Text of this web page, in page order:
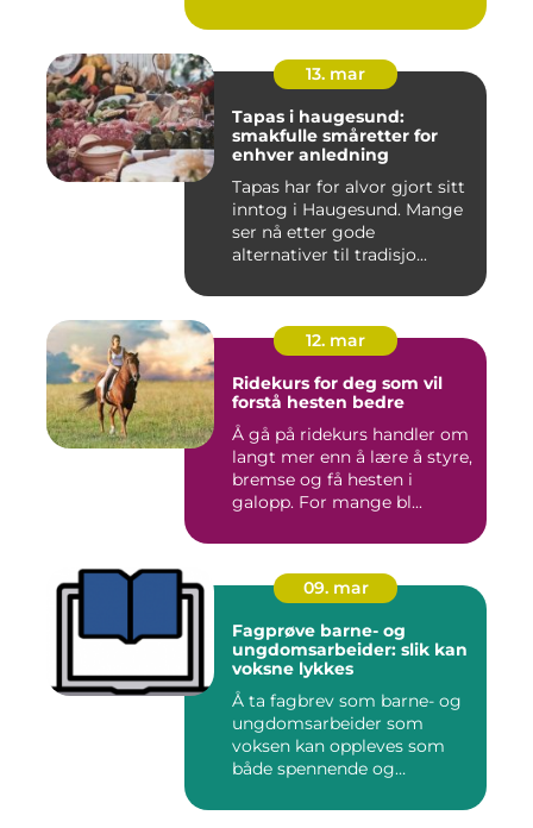
13. mar
Tapas i haugesund:
smakfulle småretter for
enhver anledning
Tapas har for alvor gjort sitt
inntog i Haugesund. Mange
ser nå etter gode
alternativer til tradisjo...
12. mar
Ridekurs for deg som vil
forstå hesten bedre
Å gå på ridekurs handler om
langt mer enn å lære å styre,
bremse og få hesten i
galopp. For mange bl...
09. mar
Fagprøve barne- og
ungdomsarbeider: slik kan
voksne lykkes
Å ta fagbrev som barne- og
ungdomsarbeider som
voksen kan oppleves som
både spennende og